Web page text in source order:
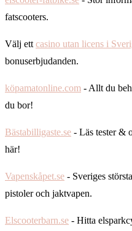
fatscooters.
Välj ett casino utan licens i
bonuserbjudanden.
köpamatonline.com - Allt du
du bor!
Bästabilligaste.se - Läs tester &
här!
Vapenskåpet.se - Sveriges
pistoler och jaktvapen.
Elscooterbarn.se - Hitta